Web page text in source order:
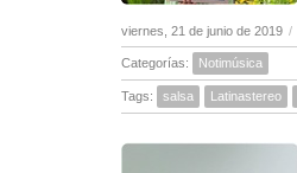
viernes, 21 de junio de 2019 /
Categorías: Notimúsica
Tags: salsa Latinastereo